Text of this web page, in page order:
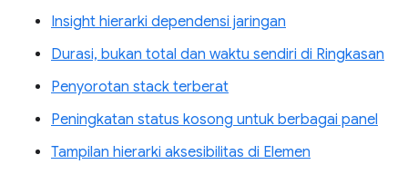
Insight hierarki dependensi jaringan
Durasi, bukan total dan waktu sendiri di Ringkasan
Penyorotan stack terberat
Peningkatan status kosong untuk berbagai panel
Tampilan hierarki aksesibilitas di Elemen